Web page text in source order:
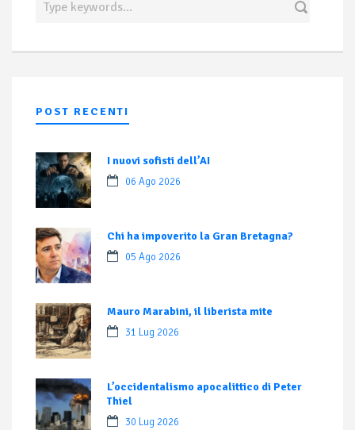
POST RECENTI
I nuovi sofisti dell’AI
06 Ago 2026
Chi ha impoverito la Gran Bretagna?
05 Ago 2026
Mauro Marabini, il liberista mite
31 Lug 2026
L’occidentalismo apocalittico di Peter
Thiel
30 Lug 2026